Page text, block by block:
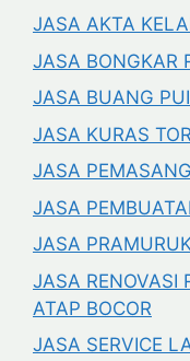
JASA AKTA
JASA BONGKAR
JASA BUANG
JASA KURAS
JASA
JASA
JASA
JASA RENOVASI
ATAP BOCOR
JASA SERVICE